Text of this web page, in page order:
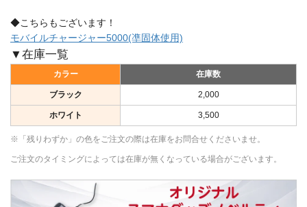
◆こちらもございます！
モバイルチャージャー5000(凖固体使用)
▼在庫一覧
カラー 在庫数
ブラック 2,000
ホワイト 3,500
※「残りわずか」の色をご注文の際は在庫をお問合せくださいませ。
ご注文のタイミングによっては在庫が無くなっている場合がございます。